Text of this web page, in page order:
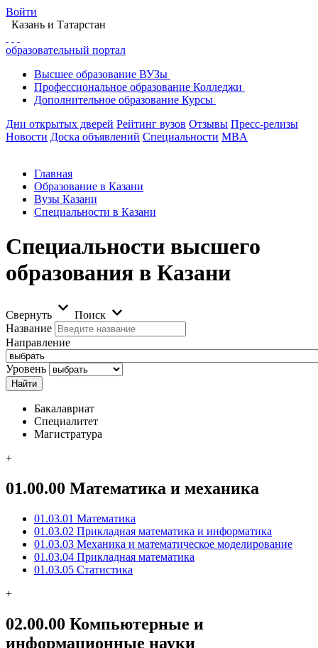
Войти
Казань и Татарстан
образовательный портал
Высшее образование ВУЗы
Профессиональное образование Колледжи
Дополнительное образование Курсы
Дни открытых дверей Рейтинг вузов Отзывы Пресс-релизы
Новости Доска объявлений Специальности MBA
Главная
Образование в Казани
Вузы Казани
Специальности в Казани
Специальности высшего
образования в Казани
Свернуть
Поиск
Название
Направление
Уровень
Бакалавриат
Специалитет
Магистратура
+
01.00.00 Математика и механика
01.03.01 Математика
01.03.02 Прикладная математика и информатика
01.03.03 Механика и математическое моделирование
01.03.04 Прикладная математика
01.03.05 Статистика
+
02.00.00 Компьютерные и
информационные науки